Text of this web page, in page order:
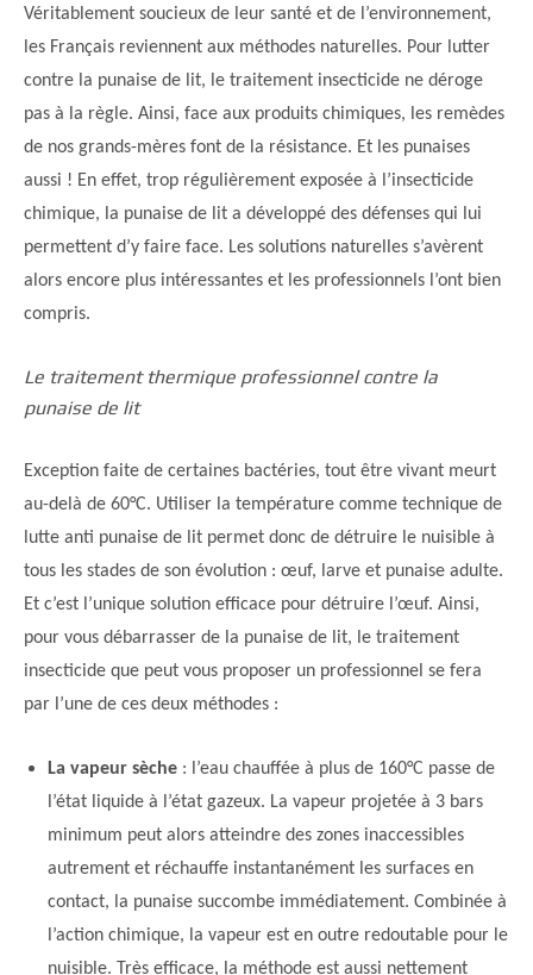
Véritablement soucieux de leur santé et de l’environnement,
les Français reviennent aux méthodes naturelles. Pour lutter
contre la punaise de lit, le traitement insecticide ne déroge
pas à la règle. Ainsi, face aux produits chimiques, les remèdes
de nos grands-mères font de la résistance. Et les punaises
aussi ! En effet, trop régulièrement exposée à l’insecticide
chimique, la punaise de lit a développé des défenses qui lui
permettent d’y faire face. Les solutions naturelles s’avèrent
alors encore plus intéressantes et les professionnels l’ont bien
compris.
Le traitement thermique professionnel contre la
punaise de lit
Exception faite de certaines bactéries, tout être vivant meurt
au-delà de 60°C. Utiliser la température comme technique de
lutte anti punaise de lit permet donc de détruire le nuisible à
tous les stades de son évolution : œuf, larve et punaise adulte.
Et c’est l’unique solution efficace pour détruire l’œuf. Ainsi,
pour vous débarrasser de la punaise de lit, le traitement
insecticide que peut vous proposer un professionnel se fera
par l’une de ces deux méthodes :
La vapeur sèche : l’eau chauffée à plus de 160°C passe de
l’état liquide à l’état gazeux. La vapeur projetée à 3 bars
minimum peut alors atteindre des zones inaccessibles
autrement et réchauffe instantanément les surfaces en
contact, la punaise succombe immédiatement. Combinée à
l’action chimique, la vapeur est en outre redoutable pour le
nuisible. Très efficace, la méthode est aussi nettement